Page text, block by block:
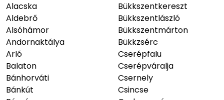
Alacska
Aldebrő
Alsóhámor
Andornaktálya
Arló
Balaton
Bánhorváti
Bánkút
Bükkszentkereszt
Bükkszentlászló
Bükkszentmárton
Bükkzsérc
Cserépfalu
Cserépváralja
Csernely
Csincse